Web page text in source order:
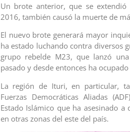
Un brote anterior, que se
2016, también causó la muerte de
El nuevo brote generará mayor
ha estado luchando contra diversos
grupo rebelde M23, que lanzó
pasado y desde entonces ha
La región de Ituri, en particular,
Fuerzas Democráticas Aliadas
Estado Islámico que ha asesinado
en otras zonas del este del país.